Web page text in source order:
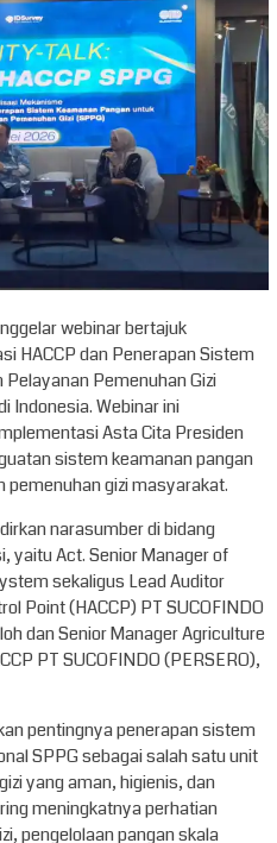
webinar bertajuk
HACCP dan Penerapan Sistem
Pemenuhan Gizi
Indonesia. Webinar ini
Asta Cita Presiden
sistem keamanan pangan
pemenuhan gizi masyarakat.
narasumber di bidang
yaitu Act. Senior Manager of
sekaligus Lead Auditor
Point (HACCP) PT SUCOFINDO
dan Senior Manager Agriculture
PT SUCOFINDO (PERSERO),
pentingnya penerapan sistem
SPPG sebagai salah satu unit
yang aman, higienis, dan
meningkatnya perhatian
pengelolaan pangan skala